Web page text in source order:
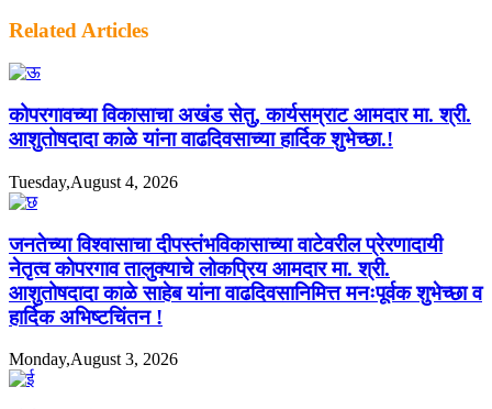
Related Articles
कोपरगावच्या विकासाचा अखंड सेतु, कार्यसम्राट आमदार मा. श्री.
आशुतोषदादा काळे यांना वाढदिवसाच्या हार्दिक शुभेच्छा.!
Tuesday,August 4, 2026
जनतेच्या विश्वासाचा दीपस्तंभविकासाच्या वाटेवरील प्रेरणादायी
नेतृत्व कोपरगाव तालुक्याचे लोकप्रिय आमदार मा. श्री.
आशुतोषदादा काळे साहेब यांना वाढदिवसानिमित्त मनःपूर्वक शुभेच्छा व
हार्दिक अभिष्टचिंतन !
Monday,August 3, 2026